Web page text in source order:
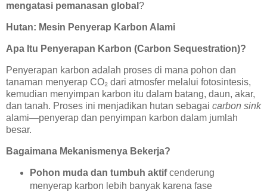
mengatasi pemanasan global ?
Hutan: Mesin Penyerap Karbon Alami
Apa Itu Penyerapan Karbon (Carbon Sequestration)?
Penyerapan karbon adalah proses di mana pohon dan
tanaman menyerap CO₂ dari atmosfer melalui fotosintesis,
kemudian menyimpan karbon itu dalam batang, daun, akar,
dan tanah. Proses ini menjadikan hutan sebagai carbon sink
alami—penyerap dan penyimpan karbon dalam jumlah
besar.
Bagaimana Mekanismenya Bekerja?
Pohon muda dan tumbuh aktifcenderung
menyerap karbon lebih banyak karena fase